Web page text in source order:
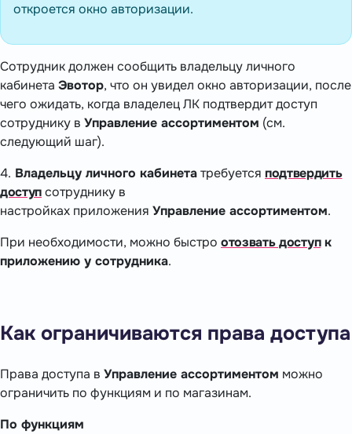
откроется окно авторизации.
Сотрудник должен сообщить владельцу личного
кабинета Эвотор, что он увидел окно авторизации, после
чего ожидать, когда владелец ЛК подтвердит доступ
сотруднику в Управление ассортиментом (см.
следующий шаг).
4. Владельцу личного кабинетатребуется подтвердить
доступсотруднику в
настройках приложения Управление ассортиментом.
При необходимости, можно быстро отозвать доступк
приложению у сотрудника.
Как ограничиваются права доступа
Права доступа в Управление ассортиментом можно
ограничить по функциям и по магазинам.
По функциям